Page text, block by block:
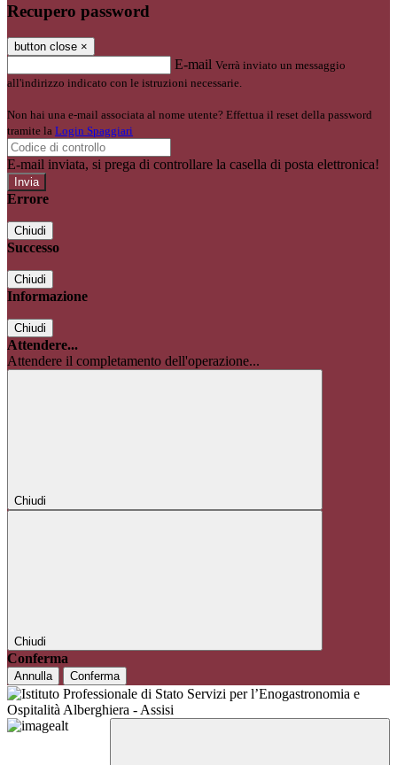
Recupero password
button close ×
E-mail Verrà inviato un messaggio
all'indirizzo indicato con le istruzioni necessarie.
Non hai una e-mail associata al nome utente? Effettua il reset della password
tramite la Login Spaggiari
E-mail inviata, si prega di controllare la casella di posta elettronica!
Errore
Chiudi
Successo
Chiudi
Informazione
Chiudi
Attendere...
Attendere il completamento dell'operazione...
Chiudi
Chiudi
Conferma
Annulla Conferma